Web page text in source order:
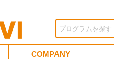
COMPANY